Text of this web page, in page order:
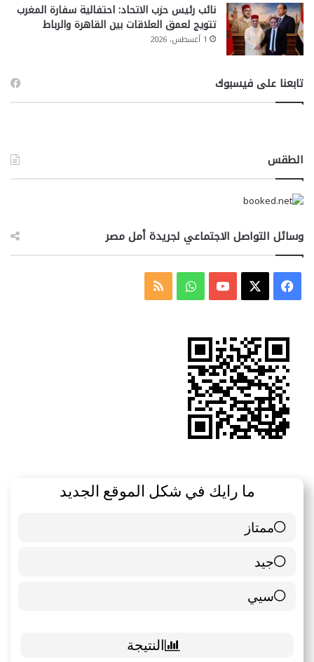
نائب رئيس حزب الاتحاد: احتفالية سفارة المغرب
تتويج لعمق العلاقات بين القاهرة والرباط
1 أغسطس، 2026
تابعنا على فيسبوك
الطقس
وسائل التواصل الاجتماعي لجريدة أمل مصر
فيسبوك ‫YouTubeواتسابملخص
ما رايك في شكل الموقع الجديد
ممتاز
6 ( 85.71 % )
جيد
0 ( 0 % )
سيي
1 ( 14.29 % )